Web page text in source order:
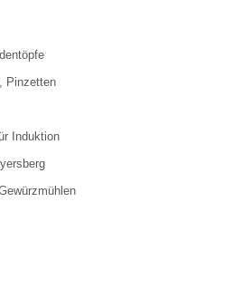
Pinzetten
Induktion